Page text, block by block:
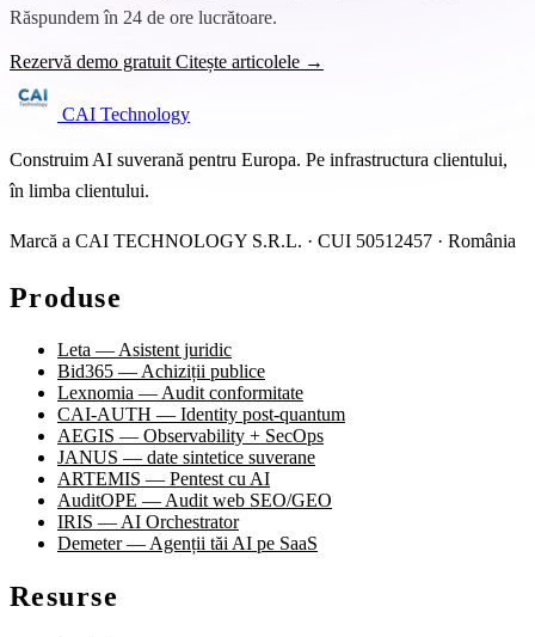
Răspundem în 24 de ore lucrătoare.
Rezervă demo gratuit Citește articolele →
CAI Technology
Construim AI suverană pentru Europa. Pe infrastructura clientului,
în limba clientului.
Marcă a CAI TECHNOLOGY S.R.L. · CUI 50512457 · România
Produse
Leta — Asistent juridic
Bid365 — Achiziții publice
Lexnomia — Audit conformitate
CAI-AUTH — Identity post-quantum
AEGIS — Observability + SecOps
JANUS — date sintetice suverane
ARTEMIS — Pentest cu AI
AuditOPE — Audit web SEO/GEO
IRIS — AI Orchestrator
Demeter — Agenții tăi AI pe SaaS
Resurse